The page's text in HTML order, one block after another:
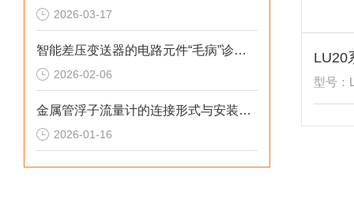
2026-03-17
智能差压变送器的电路元件“毛病”诊断综述
2026-02-06
金属管浮子流量计的连接形式与安装尺寸解析
2026-01-16
型号：